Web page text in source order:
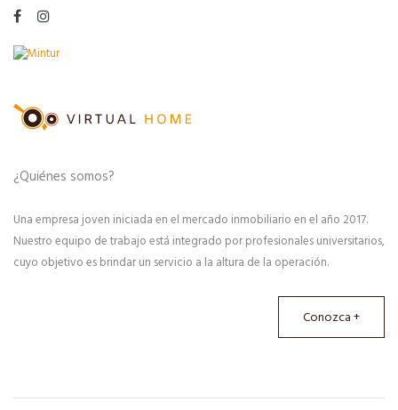
¿Quiénes somos?
Una empresa joven iniciada en el mercado inmobiliario en el año 2017.
Nuestro equipo de trabajo está integrado por profesionales universitarios,
cuyo objetivo es brindar un servicio a la altura de la operación.
Conozca +